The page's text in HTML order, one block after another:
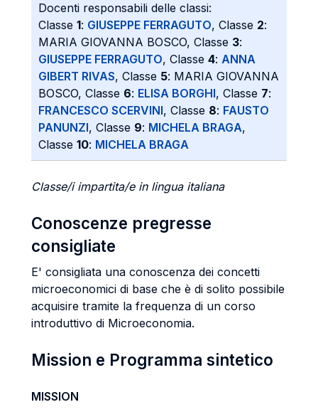
Docenti responsabili delle classi:
Classe 1: GIUSEPPE FERRAGUTO, Classe 2:
MARIA GIOVANNA BOSCO, Classe 3:
GIUSEPPE FERRAGUTO, Classe 4: ANNA
GIBERT RIVAS, Classe 5: MARIA GIOVANNA
BOSCO, Classe 6: ELISA BORGHI, Classe 7:
FRANCESCO SCERVINI, Classe 8: FAUSTO
PANUNZI, Classe 9: MICHELA BRAGA,
Classe 10: MICHELA BRAGA
Classe/i impartita/e in lingua italiana
Conoscenze pregresse
consigliate
E' consigliata una conoscenza dei concetti
microeconomici di base che è di solito possibile
acquisire tramite la frequenza di un corso
introduttivo di Microeconomia.
Mission e Programma sintetico
MISSION